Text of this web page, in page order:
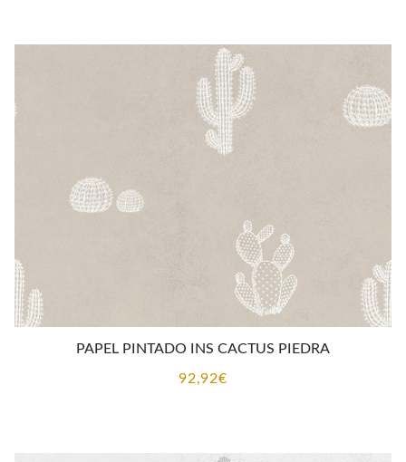
PAPEL PINTADO INS CACTUS PIEDRA
92,92€